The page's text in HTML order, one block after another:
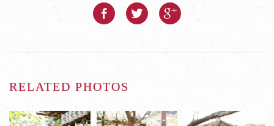
RELATED PHOTOS